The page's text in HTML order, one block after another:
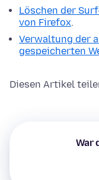
Löschen der
von Firefox.
Verwaltung der
gespeicherten
Diesen Artikel
War